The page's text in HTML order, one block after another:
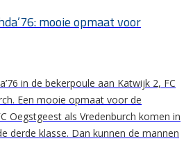
mooie opmaat voor
in de bekerpoule aan Katwijk 2, FC
Een mooie opmaat voor de
Oegstgeest als Vredenburch komen in
derde klasse. Dan kunnen de mannen